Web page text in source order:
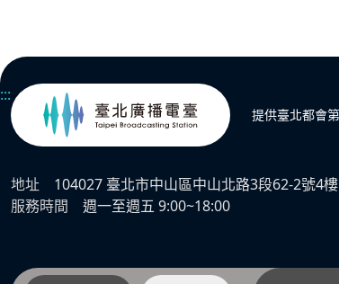
:::
提供臺北都會
地址 104027 臺北市中山區中山北路3段62-2號4樓
服務時間
週一至週五 9:00~18:00